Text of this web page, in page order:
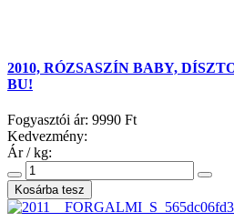
2010, RÓZSASZÍN BABY,
BU!
Fogyasztói ár: 9990 Ft
Kedvezmény:
Ár / kg: